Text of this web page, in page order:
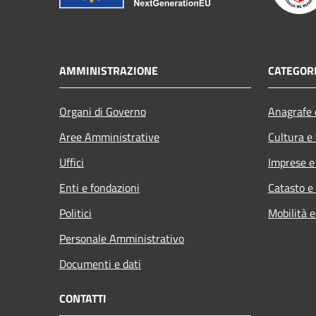
AMMINISTRAZIONE
Organi di Governo
Aree Amministrative
Uffici
Enti e fondazioni
Politici
Personale Amministrativo
Documenti e dati
Cultura
Imprese
Catasto
Mobilità
CONTATTI